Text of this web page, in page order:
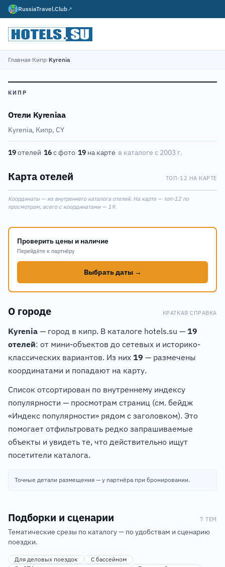
RussiaTravel.Club↗
Главная›Кипр›Kyrenia
КИПР
Отели Kyreniaа
Kyrenia, Кипр, CY
19отелей·16с фото·19 на карте·в каталоге с 2003 г.
Карта отелей ТОП-12 НА КАРТЕ
4
6
7
8
11
12
+
Координаты — из внутреннего каталога отелей. На карте — топ-12 по
просмотрам; всего с координатами — 19.
Проверить цены и наличие
Перейдёте к партнёру
Выбрать даты →
О городе КРАТКАЯ СПРАВКА
Kyrenia — город в кипр. В каталоге hotels.su — 19
отелей: от мини-объектов до сетевых и историко-
классических вариантов. Из них 19 — размечены
координатами и попадают на карту.
Список отсортирован по внутреннему индексу
популярности — просмотрам страниц (см. бейдж
«Индекс популярности» рядом с заголовком). Это
помогает отфильтровать редко запрашиваемые
объекты и увидеть те, что действительно ищут
посетители каталога.
Точные детали размещения — у партнёра при бронировании.
Подборки и сценарии 7 ТЕМ
Тематические срезы по каталогу — по удобствам и сценарию
поездки.
Для деловых поездок
С бассейном